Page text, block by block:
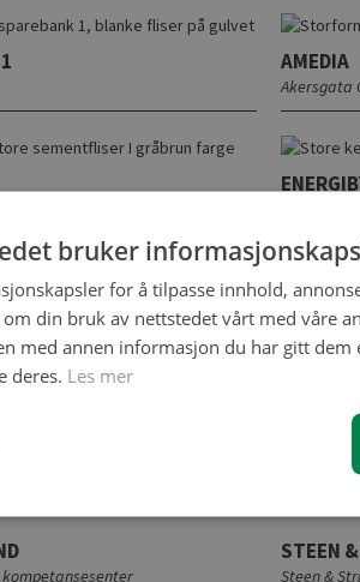
AMEDIA
Akersgata
VGS MATCH
Oslo
STEEN
Steen &
bruker
for å tilpasse innhold,
din bruk av nettstedet vårt med våre
med annen informasjon du har gitt
deres. Les mer